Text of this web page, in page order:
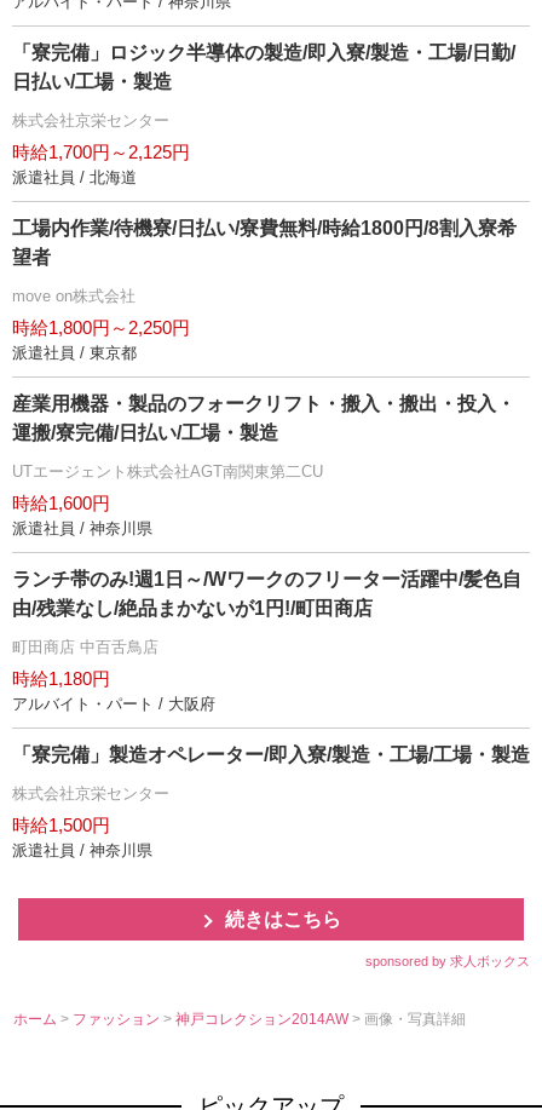
「寮完備」ロジック半導体の製造/即入寮/製造・工場/日勤/
日払い/工場・製造
株式会社京栄センター
時給1,700円～2,125円
派遣社員 / 北海道
工場内作業/待機寮/日払い/寮費無料/時給1800円/8割入寮希
望者
move on株式会社
時給1,800円～2,250円
派遣社員 / 東京都
産業用機器・製品のフォークリフト・搬入・搬出・投入・
運搬/寮完備/日払い/工場・製造
UTエージェント株式会社AGT南関東第二CU
時給1,600円
派遣社員 / 神奈川県
ランチ帯のみ!週1日～/Wワークのフリーター活躍中/髪色自
由/残業なし/絶品まかないが1円!/町田商店
町田商店 中百舌鳥店
時給1,180円
アルバイト・パート / 大阪府
「寮完備」製造オペレーター/即入寮/製造・工場/工場・製造
株式会社京栄センター
時給1,500円
派遣社員 / 神奈川県
続きはこちら
sponsored by 求人ボックス
ホーム > ファッション>神戸コレクション2014AW> 画像・写真詳細